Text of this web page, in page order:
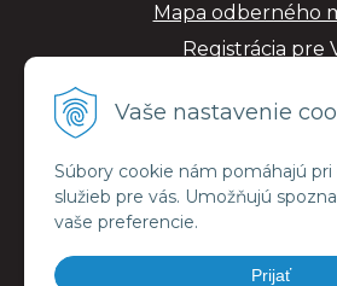
Vaše nastavenie
Súbory cookie nám pomáhajú
služieb pre vás. Umožňujú
vaše preferencie.
Prijať
Mapa odberného
Registrácia pre